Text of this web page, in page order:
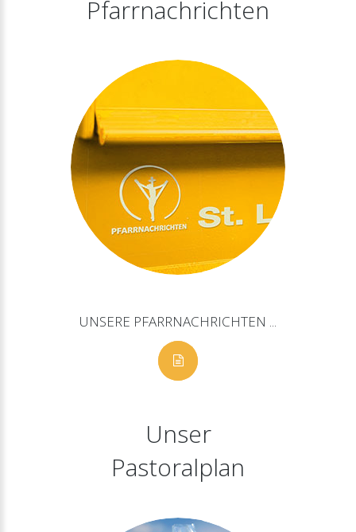
Pfarrnachrichten
UNSERE PFARRNACHRICHTEN ...
Unser
Pastoralplan